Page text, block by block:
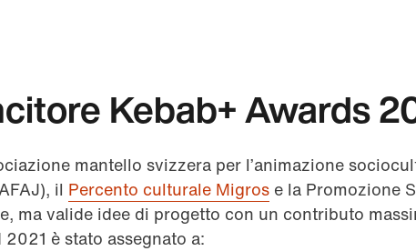
Kebab+ Awards
mantello svizzera per l’animazione
il Percento culturale Migros e la Promozione
ma valide idee di progetto con un contributo
2021 è stato assegnato a: